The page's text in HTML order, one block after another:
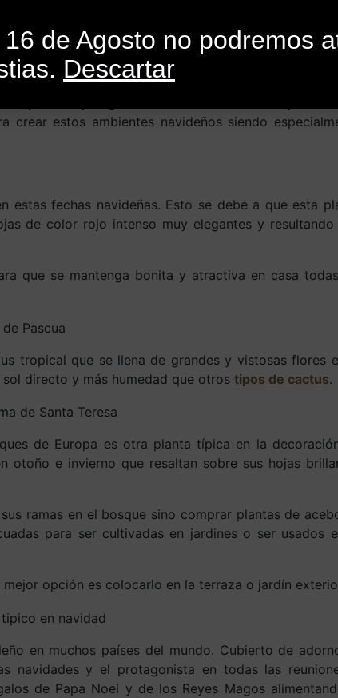
de Agosto no podremos
Descartar
,Cursos,Libros ,Revistas
estos ambientes navideños siendo
estas fechas navideñas. Esto se debe a que esta
de color rojo intenso muy elegantes y resultando
que se mantenga bonita y atractiva en casa
tropical que se llena de grandes y vistosas flores
directo y más humedad que otros tipos de cactus.
de Europa es otra planta típica en la
otoño e invierno que resaltan sobre sus hojas
ramas en el bosque sino comprar plantas de
para ser cultivadas en jardines o ser usados
opción es colocarlo en la terraza o jardín
en muchos países del mundo. Cubierto de
navidades y el protagonista en todas las
de Papa Noel y de los Reyes Magos